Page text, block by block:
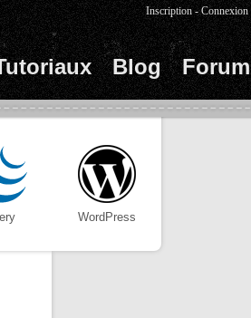
Blog Forum
Inscription -Connexion
WordPress